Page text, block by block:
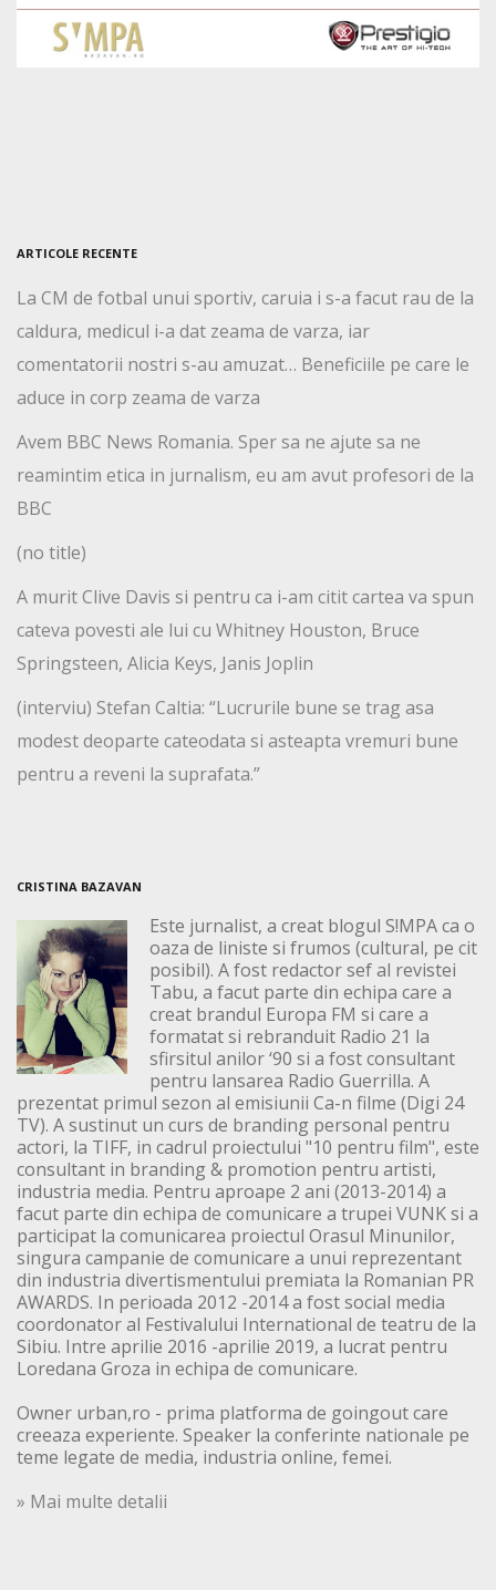
ARTICOLE RECENTE
La CM de fotbal unui sportiv, caruia i s-a facut rau de la
caldura, medicul i-a dat zeama de varza, iar
comentatorii nostri s-au amuzat… Beneficiile pe care le
aduce in corp zeama de varza
Avem BBC News Romania. Sper sa ne ajute sa ne
reamintim etica in jurnalism, eu am avut profesori de la
BBC
(no title)
A murit Clive Davis si pentru ca i-am citit cartea va spun
cateva povesti ale lui cu Whitney Houston, Bruce
Springsteen, Alicia Keys, Janis Joplin
(interviu) Stefan Caltia: “Lucrurile bune se trag asa
modest deoparte cateodata si asteapta vremuri bune
pentru a reveni la suprafata.”
CRISTINA BAZAVAN
Este jurnalist, a creat blogul S!MPA ca o
oaza de liniste si frumos (cultural, pe cit
posibil). A fost redactor sef al revistei
Tabu, a facut parte din echipa care a
creat brandul Europa FM si care a
formatat si rebranduit Radio 21 la
sfirsitul anilor ‘90 si a fost consultant
pentru lansarea Radio Guerrilla. A
prezentat primul sezon al emisiunii Ca-n filme (Digi 24
TV). A sustinut un curs de branding personal pentru
actori, la TIFF, in cadrul proiectului "10 pentru film", este
consultant in branding & promotion pentru artisti,
industria media. Pentru aproape 2 ani (2013-2014) a
facut parte din echipa de comunicare a trupei VUNK si a
participat la comunicarea proiectul Orasul Minunilor,
singura campanie de comunicare a unui reprezentant
din industria divertismentului premiata la Romanian PR
AWARDS. In perioada 2012 -2014 a fost social media
coordonator al Festivalului International de teatru de la
Sibiu. Intre aprilie 2016 -aprilie 2019, a lucrat pentru
Loredana Groza in echipa de comunicare.
Owner urban,ro - prima platforma de goingout care
creeaza experiente. Speaker la conferinte nationale pe
teme legate de media, industria online, femei.
» Mai multe detalii